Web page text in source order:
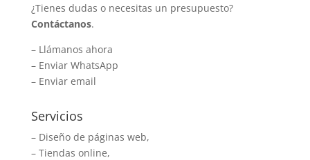
¿Tienes dudas o necesitas un presupuesto?
Contáctanos.
– Llámanos ahora
– Enviar WhatsApp
– Enviar email
Servicios
– Diseño de páginas web,
– Tiendas online,